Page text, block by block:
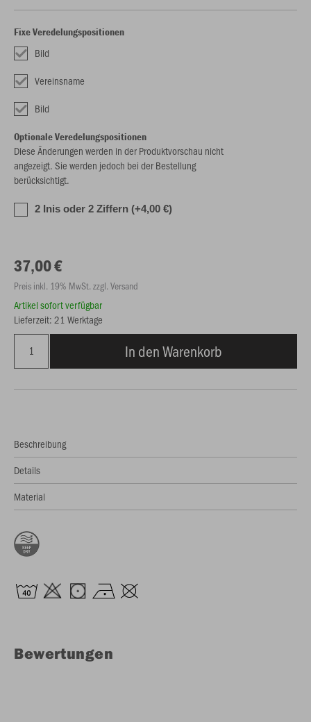
Fixe Veredelungspositionen
Bild
Vereinsname
Bild
Optionale Veredelungspositionen
Diese Änderungen werden in der Produktvorschau nicht
angezeigt. Sie werden jedoch bei der Bestellung
berücksichtigt.
2 Inis oder 2 Ziffern (+4,00 €)
37,00 €
Preis inkl. 19% MwSt. zzgl. Versand
Artikel sofort verfügbar
Lieferzeit: 21 Werktage
In den Warenkorb
Beschreibung
Details
Material
Bewertungen